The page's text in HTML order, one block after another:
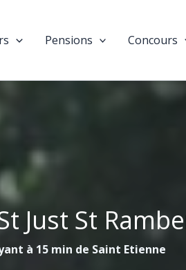
Pensions Concours
Just St
à 15 min de Saint Etienne